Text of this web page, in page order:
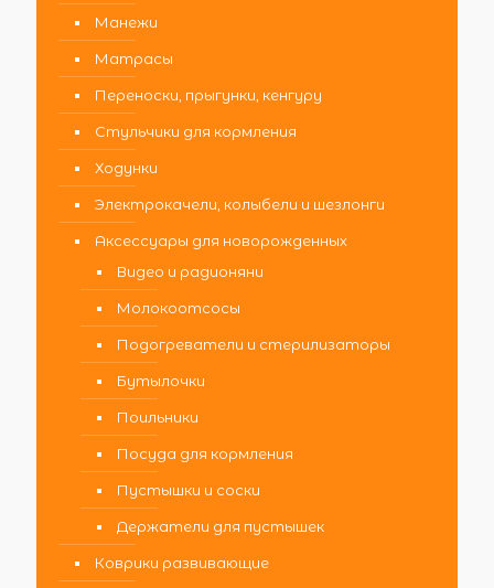
Манежи
Матрасы
Переноски, прыгунки, кенгуру
Стульчики для кормления
Ходунки
Электрокачели, колыбели и шезлонги
Аксессуары для новорожденных
Видео и радионяни
Молокоотсосы
Подогреватели и стерилизаторы
Бутылочки
Поильники
Посуда для кормления
Пустышки и соски
Держатели для пустышек
Коврики развивающие